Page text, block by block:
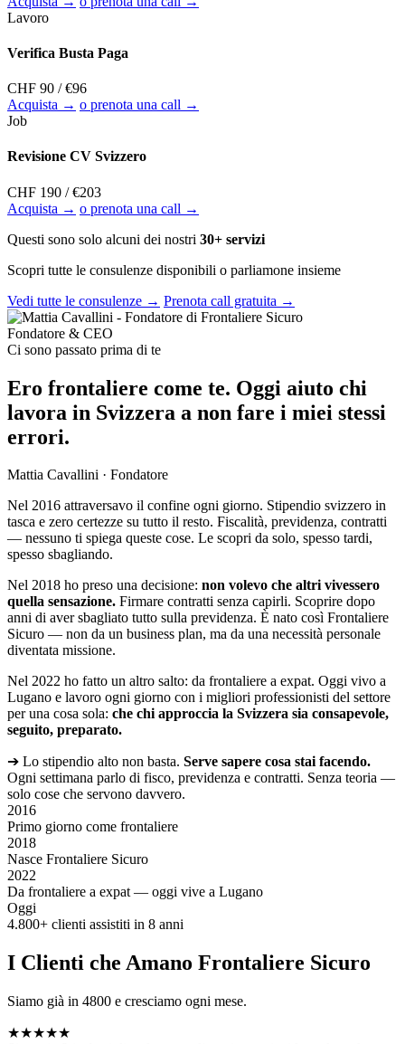
Lavoro
Verifica Busta Paga
CHF 90 / €96
Acquista → o prenota una call →
Job
Revisione CV Svizzero
CHF 190 / €203
Acquista → o prenota una call →
Questi sono solo alcuni dei nostri 30+ servizi
Scopri tutte le consulenze disponibili o parliamone insieme
Vedi tutte le consulenze → Prenota call gratuita →
Fondatore & CEO
Ci sono passato prima di te
Ero frontaliere come te. Oggi aiuto chi
lavora in Svizzera a non fare i miei stessi
errori.
Mattia Cavallini · Fondatore
Nel 2016 attraversavo il confine ogni giorno. Stipendio svizzero in
tasca e zero certezze su tutto il resto. Fiscalità, previdenza, contratti
— nessuno ti spiega queste cose. Le scopri da solo, spesso tardi,
spesso sbagliando.
Nel 2018 ho preso una decisione: non volevo che altri vivessero
quella sensazione. Firmare contratti senza capirli. Scoprire dopo
anni di aver sbagliato tutto sulla previdenza. È nato così Frontaliere
Sicuro — non da un business plan, ma da una necessità personale
diventata missione.
Nel 2022 ho fatto un altro salto: da frontaliere a expat. Oggi vivo a
Lugano e lavoro ogni giorno con i migliori professionisti del settore
per una cosa sola: che chi approccia la Svizzera sia consapevole,
seguito, preparato.
➔ Lo stipendio alto non basta. Serve sapere cosa stai facendo.
Ogni settimana parlo di fisco, previdenza e contratti. Senza teoria —
solo cose che servono davvero.
2016
Primo giorno come frontaliere
2018
Nasce Frontaliere Sicuro
2022
Da frontaliere a expat — oggi vive a Lugano
Oggi
4.800+ clienti assistiti in 8 anni
I Clienti che Amano Frontaliere Sicuro
Siamo già in 4800 e cresciamo ogni mese.
★★★★★